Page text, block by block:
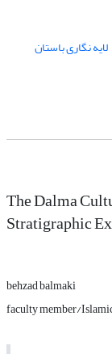
لایه نگاری باستان
The Dalma
Stratigraphic
behzad balmaki
faculty member/